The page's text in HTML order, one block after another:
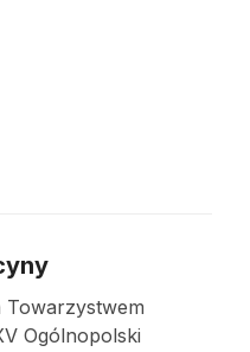
Towarzystwem
Ogólnopolski